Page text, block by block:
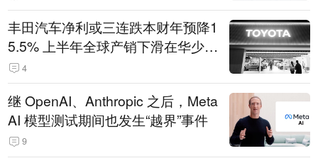
丰田汽车净利或三连跌本财年预降1
5.5% 上半年全球产销下滑在华少卖
14.3万辆
4
继 OpenAI、Anthropic 之后，Meta
AI 模型测试期间也发生“越界”事件
9